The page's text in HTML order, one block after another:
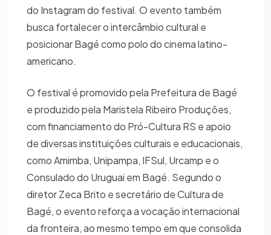
do Instagram do festival. O evento também
busca fortalecer o intercâmbio cultural e
posicionar Bagé como polo do cinema latino-
americano.
O festival é promovido pela Prefeitura de Bagé
e produzido pela Maristela Ribeiro Produções,
com financiamento do Pró-Cultura RS e apoio
de diversas instituições culturais e educacionais,
como Amimba, Unipampa, IFSul, Urcamp e o
Consulado do Uruguai em Bagé. Segundo o
diretor Zeca Brito e secretário de Cultura de
Bagé, o evento reforça a vocação internacional
da fronteira, ao mesmo tempo em que consolida